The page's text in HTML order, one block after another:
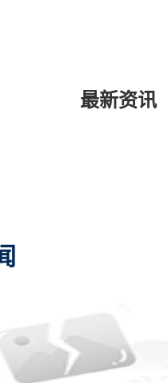
最新资讯